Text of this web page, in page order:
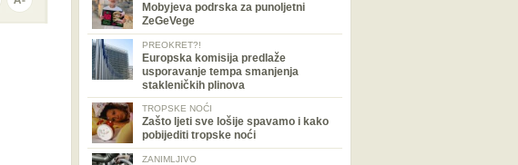
Mobyjeva podrska za punoljetni
ZeGeVege
PREOKRET?!
Europska komisija predlaže
usporavanje tempa smanjenja
stakleničkih plinova
TROPSKE NOĆI
Zašto ljeti sve lošije spavamo i kako
pobijediti tropske noći
ZANIMLJIVO